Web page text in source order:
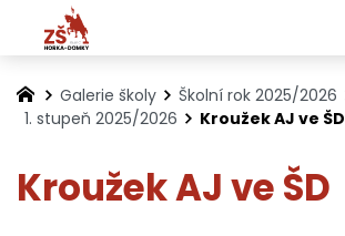
Galerie školy
Školní rok 2025/2026
1. stupeň 2025/2026
Kroužek AJ ve ŠD
Kroužek AJ ve ŠD